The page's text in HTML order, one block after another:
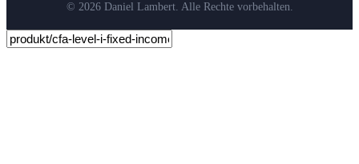
© 2026 Daniel Lambert. Alle Rechte vorbehalten.